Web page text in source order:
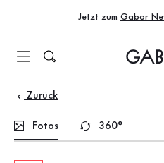
Zum Inhaltsverzeichnis
Zur Hauptnavigation
Jetzt zum Gabor
Zurück
Fotos 360°